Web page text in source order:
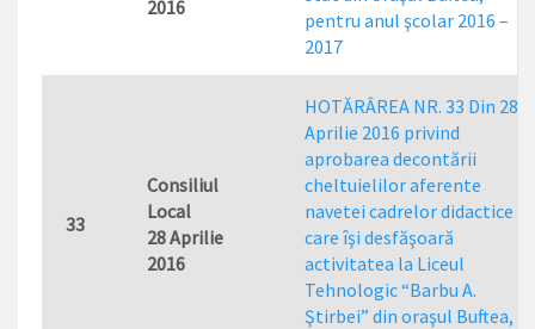
2016
pentru anul şcolar 2016 –
2017
33
Consiliul
Local
28 Aprilie
2016
HOTĂRÂREA NR. 33 Din 28
Aprilie 2016 privind
aprobarea decontării
cheltuielilor aferente
navetei cadrelor didactice
care îşi desfăşoară
activitatea la Liceul
Tehnologic “Barbu A.
Ştirbei” din oraşul Buftea,